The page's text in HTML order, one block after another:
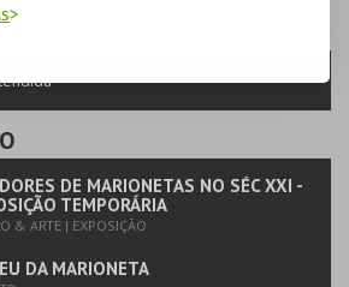
DE MARIONETAS NO SÉC XXI -
TEMPORÁRIA
& ARTE | EXPOSIÇÃO
DA MARIONETA